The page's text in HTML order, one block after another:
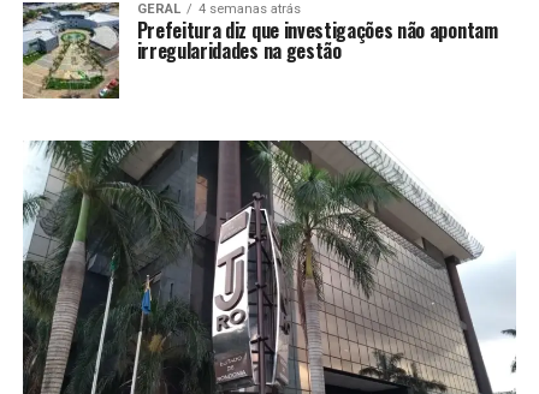
GERAL 4 semanas atrás
Prefeitura diz que investigações não apontam
irregularidades na gestão